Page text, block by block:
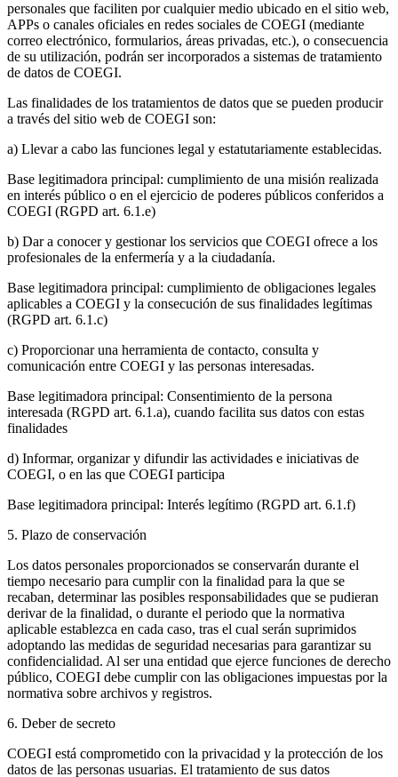
personales que faciliten por cualquier medio ubicado en el sitio web,
APPs o canales oficiales en redes sociales de COEGI (mediante
correo electrónico, formularios, áreas privadas, etc.), o consecuencia
de su utilización, podrán ser incorporados a sistemas de tratamiento
de datos de COEGI.
Las finalidades de los tratamientos de datos que se pueden producir
a través del sitio web de COEGI son:
a) Llevar a cabo las funciones legal y estatutariamente establecidas.
Base legitimadora principal: cumplimiento de una misión realizada
en interés público o en el ejercicio de poderes públicos conferidos a
COEGI (RGPD art. 6.1.e)
b) Dar a conocer y gestionar los servicios que COEGI ofrece a los
profesionales de la enfermería y a la ciudadanía.
Base legitimadora principal: cumplimiento de obligaciones legales
aplicables a COEGI y la consecución de sus finalidades legítimas
(RGPD art. 6.1.c)
c) Proporcionar una herramienta de contacto, consulta y
comunicación entre COEGI y las personas interesadas.
Base legitimadora principal: Consentimiento de la persona
interesada (RGPD art. 6.1.a), cuando facilita sus datos con estas
finalidades
d) Informar, organizar y difundir las actividades e iniciativas de
COEGI, o en las que COEGI participa
Base legitimadora principal: Interés legítimo (RGPD art. 6.1.f)
5. Plazo de conservación
Los datos personales proporcionados se conservarán durante el
tiempo necesario para cumplir con la finalidad para la que se
recaban, determinar las posibles responsabilidades que se pudieran
derivar de la finalidad, o durante el periodo que la normativa
aplicable establezca en cada caso, tras el cual serán suprimidos
adoptando las medidas de seguridad necesarias para garantizar su
confidencialidad. Al ser una entidad que ejerce funciones de derecho
público, COEGI debe cumplir con las obligaciones impuestas por la
normativa sobre archivos y registros.
6. Deber de secreto
COEGI está comprometido con la privacidad y la protección de los
datos de las personas usuarias. El tratamiento de sus datos